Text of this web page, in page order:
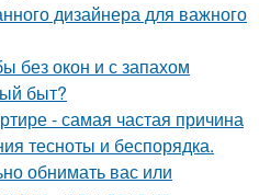
дизайнера для важного
без окон и с запахом
быт?
- самая частая причина
тесноты и беспорядка.
обнимать вас или